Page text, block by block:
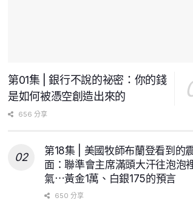
第01集 | 銀行不說的祕密：你的錢
是如何被憑空創造出來的
656 分享
第18集 | 美國牧師布蘭登看到的
面：聯準會主席滿頭大汗往泡泡
氣⋯黃金1萬、白銀175的預言
650 分享